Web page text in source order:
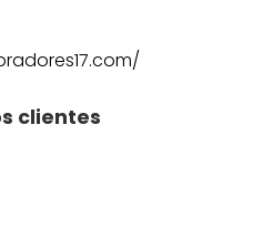
clientes